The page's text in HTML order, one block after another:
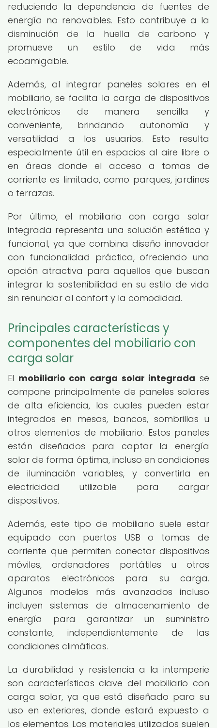
reduciendo la dependencia de fuentes de
energía no renovables. Esto contribuye a la
disminución de la huella de carbono y
promueve un estilo de vida más
ecoamigable.
Además, al integrar paneles solares en el
mobiliario, se facilita la carga de dispositivos
electrónicos de manera sencilla y
conveniente, brindando autonomía y
versatilidad a los usuarios. Esto resulta
especialmente útil en espacios al aire libre o
en áreas donde el acceso a tomas de
corriente es limitado, como parques, jardines
o terrazas.
Por último, el mobiliario con carga solar
integrada representa una solución estética y
funcional, ya que combina diseño innovador
con funcionalidad práctica, ofreciendo una
opción atractiva para aquellos que buscan
integrar la sostenibilidad en su estilo de vida
sin renunciar al confort y la comodidad.
Principales características y
componentes del mobiliario con
carga solar
El mobiliario con carga solar integrada se
compone principalmente de paneles solares
de alta eficiencia, los cuales pueden estar
integrados en mesas, bancos, sombrillas u
otros elementos de mobiliario. Estos paneles
están diseñados para captar la energía
solar de forma óptima, incluso en condiciones
de iluminación variables, y convertirla en
electricidad utilizable para cargar
dispositivos.
Además, este tipo de mobiliario suele estar
equipado con puertos USB o tomas de
corriente que permiten conectar dispositivos
móviles, ordenadores portátiles u otros
aparatos electrónicos para su carga.
Algunos modelos más avanzados incluso
incluyen sistemas de almacenamiento de
energía para garantizar un suministro
constante, independientemente de las
condiciones climáticas.
La durabilidad y resistencia a la intemperie
son características clave del mobiliario con
carga solar, ya que está diseñado para su
uso en exteriores, donde estará expuesto a
los elementos. Los materiales utilizados suelen